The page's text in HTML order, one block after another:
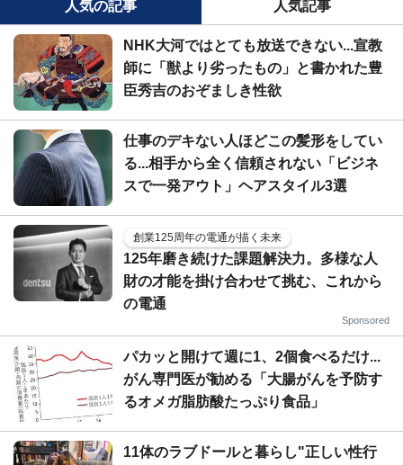
人気の記事 人気記事
NHK大河ではとても放送できない...宣教
師に「獣より劣ったもの」と書かれた豊
臣秀吉のおぞましき性欲
仕事のデキない人ほどこの髪形をしてい
る...相手から全く信頼されない「ビジネ
スで一発アウト」ヘアスタイル3選
創業125周年の電通が描く未来
125年磨き続けた課題解決力。多様な人
財の才能を掛け合わせて挑む、これから
の電通
Sponsored
パカッと開けて週に1、2個食べるだけ...
がん専門医が勧める「大腸がんを予防す
るオメガ脂肪酸たっぷり食品」
11体のラブドールと暮らし"正しい性行